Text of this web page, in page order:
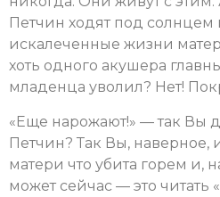
Петчин ходят под
искалеченные жизни
хоть одного акушера
младенца уволил? Нет!
«Еще нарожают!» — так Вы
Петчин? Так Вы, наверное,
матери что убита горем и,
может сейчас — это читать